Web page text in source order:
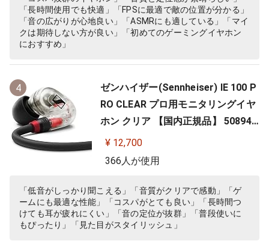
「長時間使用でも快適」「FPSに最適で敵の位置が分かる」
「音の広がりが心地良い」「ASMRにも適している」「マイ
クは期待しない方が良い」「初めてのゲーミングイヤホン
におすすめ」
4
ゼンハイザー(Sennheiser) IE 100 P
RO CLEAR プロ用モニタリングイヤ
ホン クリア 【国内正規品】 508941
カナル型 有線イヤホン
¥ 12,700
366人が使用
「低音がしっかり聞こえる」「音質がクリアで感動」「ゲ
ームにも最適な性能」「コスパがとても良い」「長時間つ
けても耳が疲れにくい」「音の定位が抜群」「普段使いに
もぴったり」「見た目がスタイリッシュ」